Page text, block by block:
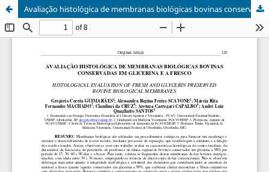
Avaliação histológica de membranas biológicas bovinas conservadas em glicerina e a fresco